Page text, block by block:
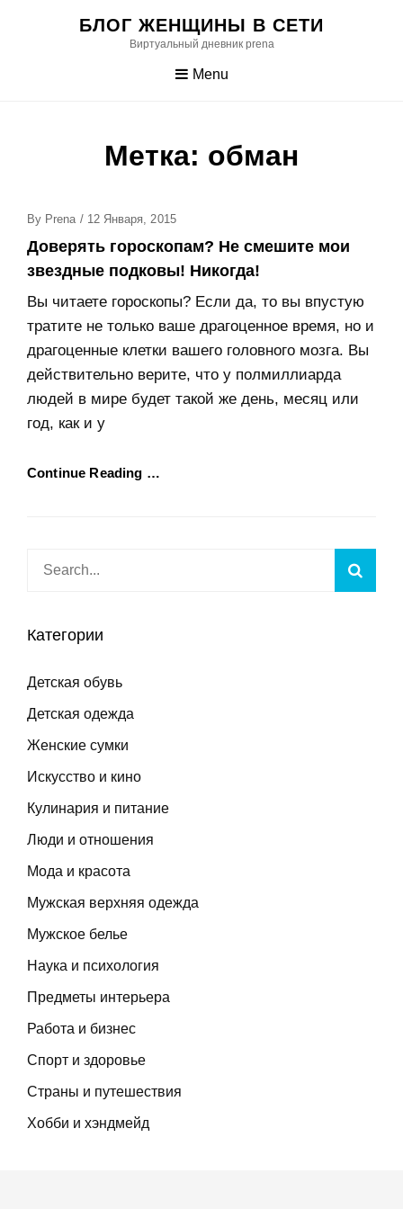
БЛОГ ЖЕНЩИНЫ В СЕТИ
Виртуальный дневник prena
Menu
Метка: обман
By Prena/ Posted
12 Января, 2015
Доверять гороскопам? Не смешите мои
звездные подковы! Никогда!
Вы читаете гороскопы? Если да, то вы впустую
тратите не только ваше драгоценное время, но и
драгоценные клетки вашего головного мозга. Вы
действительно верите, что у полмиллиарда
людей в мире будет такой же день, месяц или
год, как и у
Continue Reading …
Категории
Детская обувь
Детская одежда
Женские сумки
Искусство и кино
Кулинария и питание
Люди и отношения
Мода и красота
Мужская верхняя одежда
Мужское белье
Наука и психология
Предметы интерьера
Работа и бизнес
Спорт и здоровье
Страны и путешествия
Хобби и хэндмейд